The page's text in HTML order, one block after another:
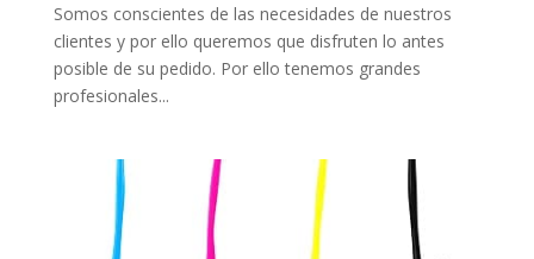
Somos conscientes de las necesidades de nuestros
clientes y por ello queremos que disfruten lo antes
posible de su pedido. Por ello tenemos grandes
profesionales...